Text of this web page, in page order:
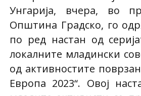
Унгарија, вчера, во
Општина Градско, го
по ред настан од
локалните младински
од активностите
Европа 2023“. Овој